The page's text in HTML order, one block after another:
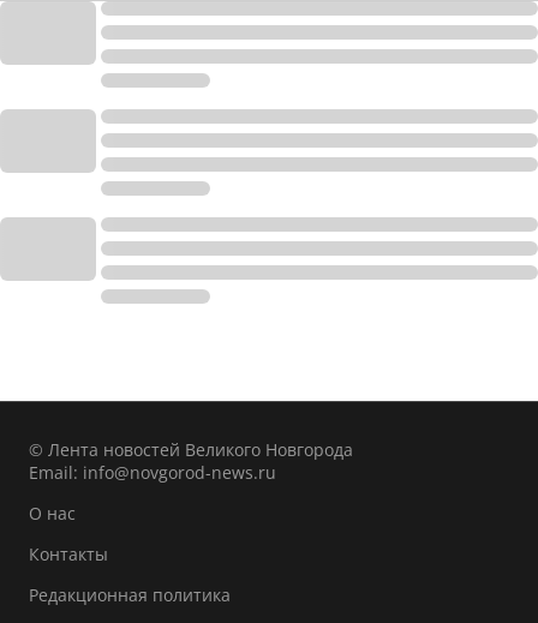
© Лента новостей Великого Новгорода
Email: info@novgorod-news.ru
О нас
Контакты
Редакционная политика